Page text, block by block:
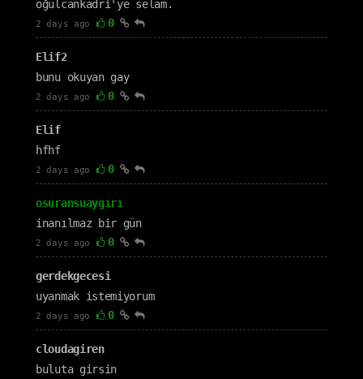
oğulcankadri'ye selam.
2 days ago 0
Elif2
bunu okuyan gay
2 days ago 0
Elif
hfhf
2 days ago 0
osuransuaygırı
inanılmaz bir gün
2 days ago 0
gerdekgecesi
uyanmak istemiyorum
2 days ago 0
cloudagiren
buluta girsin